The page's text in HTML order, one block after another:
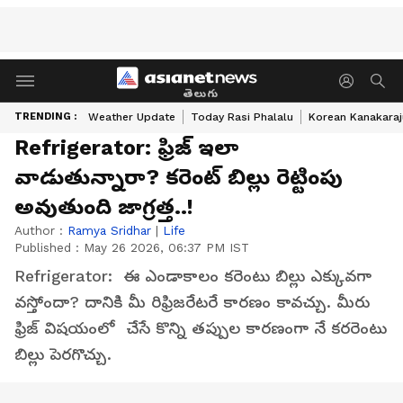
తెలుగు
TRENDING : Weather Update Today Rasi Phalalu Korean
Refrigerator: ఫ్రిజ్ ఇలా
వాడుతున్నారా? కరెంట్ బిల్లు రెట్టింపు
అవుతుంది జాగ్రత్త..!
Author : Ramya Sridhar | Life
Published : May 26 2026, 06:37 PM IST
Refrigerator: ఈ ఎండాకాలం కరెంటు బిల్లు ఎక్కువగా
వస్తోందా? దానికి మీ రిఫ్రిజరేటరే కారణం కావచ్చు. మీరు
ఫ్రిజ్ విషయంలో చేసే కొన్ని తప్పుల కారణంగా నే కరరెంటు
బిల్లు పెరగొచ్చు.